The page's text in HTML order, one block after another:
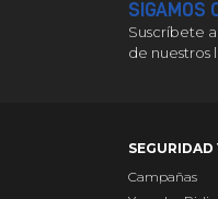
SIGAMOS
Suscríbete
de nuestros
SEGURIDAD
Campañas